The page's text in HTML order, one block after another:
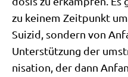
zu kei­nem Zeit­punkt
Sui­zid, son­dern von
Unter­stüt­zung der
ni­sa­ti­on, der dann